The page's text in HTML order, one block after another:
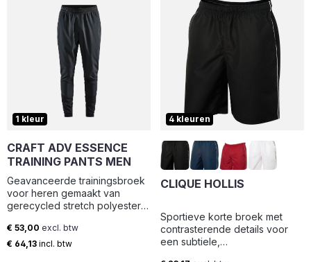
1 kleur
CRAFT ADV ESSENCE
TRAINING PANTS MEN
Geavanceerde trainingsbroek
voor heren gemaakt van
gerecycled stretch polyester
zorgt tijdens intensieve
trainingen. De broek heeft een
Normale prijs:
€ 53,00 excl. btw
€ 64,13 incl. btw
4 kleuren
CLIQUE HOLLIS
Sportieve korte broek met
contrasterende details voor
een subtiele,